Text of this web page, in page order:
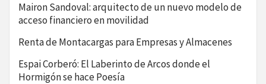
Mairon Sandoval: arquitecto de un nuevo modelo de
acceso financiero en movilidad
Renta de Montacargas para Empresas y Almacenes
Espai Corberó: El Laberinto de Arcos donde el
Hormigón se hace Poesía